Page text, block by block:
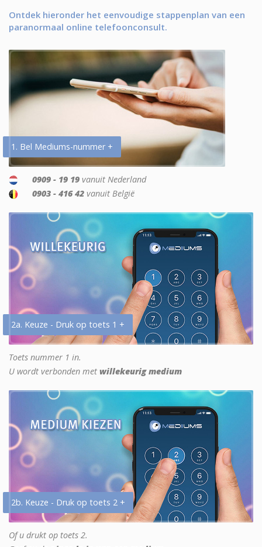
Ontdek hieronder het eenvoudige stappenplan van een
paranormaal online telefoonconsult.
1. Bel Mediums-nummer +
0909 - 19 19 vanuit Nederland
0903 - 416 42 vanuit België
2a. Keuze - Druk op toets 1 +
Toets nummer 1 in.
U wordt verbonden met willekeurig medium
2b. Keuze - Druk op toets 2 +
Of u drukt op toets 2.